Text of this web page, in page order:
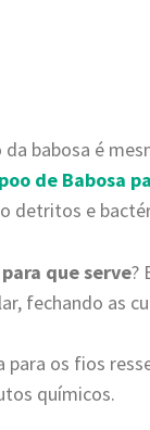
babosa é
de Babosa
detritos e
que serve?
fechando as
para os fios
químicos.